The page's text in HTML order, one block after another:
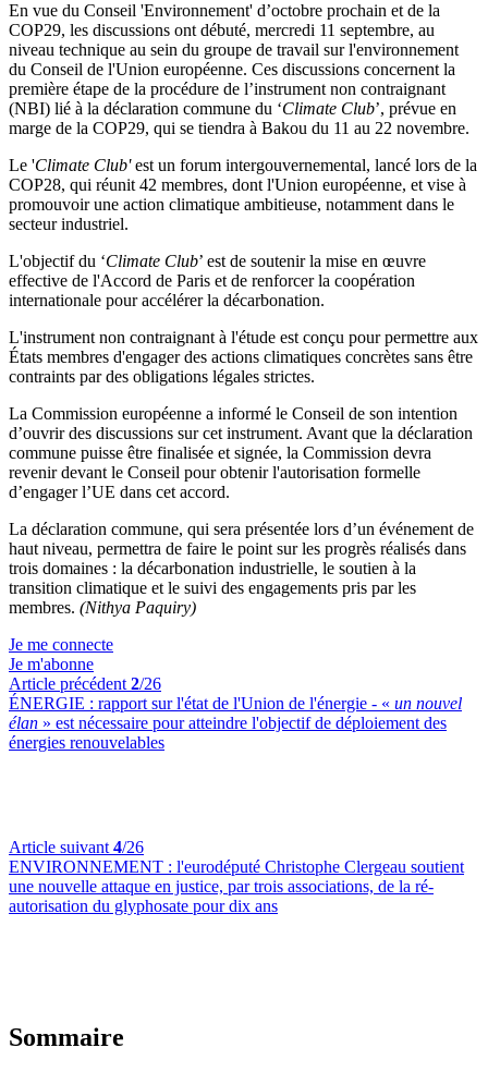
En vue du Conseil 'Environnement' d’octobre prochain et de la
COP29, les discussions ont débuté, mercredi 11 septembre, au
niveau technique au sein du groupe de travail sur l'environnement
du Conseil de l'Union européenne. Ces discussions concernent la
première étape de la procédure de l’instrument non contraignant
(NBI) lié à la déclaration commune du ‘Climate Club’, prévue en
marge de la COP29, qui se tiendra à Bakou du 11 au 22 novembre.
Le 'Climate Club'est un forum intergouvernemental, lancé lors de la
COP28, qui réunit 42 membres, dont l'Union européenne, et vise à
promouvoir une action climatique ambitieuse, notamment dans le
secteur industriel.
L'objectif du ‘Climate Club’ est de soutenir la mise en œuvre
effective de l'Accord de Paris et de renforcer la coopération
internationale pour accélérer la décarbonation.
L'instrument non contraignant à l'étude est conçu pour permettre aux
États membres d'engager des actions climatiques concrètes sans être
contraints par des obligations légales strictes.
La Commission européenne a informé le Conseil de son intention
d’ouvrir des discussions sur cet instrument. Avant que la déclaration
commune puisse être finalisée et signée, la Commission devra
revenir devant le Conseil pour obtenir l'autorisation formelle
d’engager l’UE dans cet accord.
La déclaration commune, qui sera présentée lors d’un événement de
haut niveau, permettra de faire le point sur les progrès réalisés dans
trois domaines : la décarbonation industrielle, le soutien à la
transition climatique et le suivi des engagements pris par les
membres. (Nithya Paquiry)
Je me connecte
Je m'abonne
Article précédent 2/26
ÉNERGIE : rapport sur l'état de l'Union de l'énergie - « un nouvel
élan » est nécessaire pour atteindre l'objectif de déploiement des
énergies renouvelables
Article suivant 4/26
ENVIRONNEMENT : l'eurodéputé Christophe Clergeau soutient
une nouvelle attaque en justice, par trois associations, de la ré-
autorisation du glyphosate pour dix ans
Sommaire